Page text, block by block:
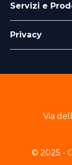
Servizi e
Privacy
Via
© 2025 -